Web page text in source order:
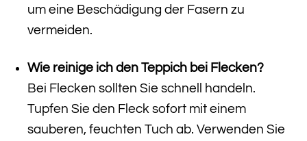
um eine Beschädigung der Fasern zu
vermeiden.
Wie reinige ich den Teppich bei Flecken?
Bei Flecken sollten Sie schnell handeln.
Tupfen Sie den Fleck sofort mit einem
sauberen, feuchten Tuch ab. Verwenden Sie